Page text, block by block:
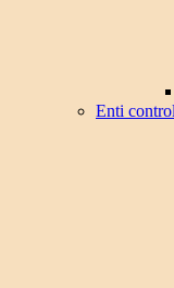
Enti